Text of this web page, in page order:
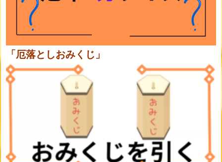
「厄落としおみくじ」